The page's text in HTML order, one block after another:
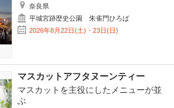
奈良県
平城宮跡歴史公園 朱雀門ひろば
2026年8月22日(土)・23日(日)
マスカットアフタヌーンティー
マスカットを主役にしたメニューが並
ぶ